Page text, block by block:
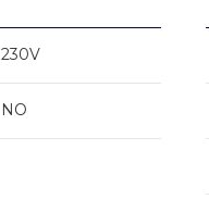
230V
NO